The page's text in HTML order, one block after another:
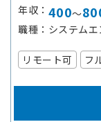
年収
400～
職種
システム
リモート可 フ